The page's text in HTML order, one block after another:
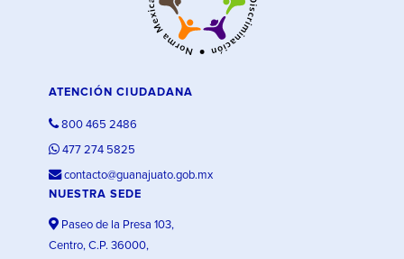
ATENCIÓN CIUDADANA
800 465 2486
477 274 5825
contacto@guanajuato.gob.mx
NUESTRA SEDE
Paseo de la Presa 103,
Centro, C.P. 36000,